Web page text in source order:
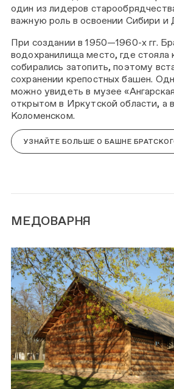
один из лидеров
важную роль в освоении Сибири и
При создании в 1950—1960-х гг.
водохранилища место, где стояла
собирались затопить, поэтому
сохранении крепостных башен.
можно увидеть в музее
открытом в Иркутской области, а
Коломенском.
УЗНАЙТЕ БОЛЬШЕ О БАШНЕ
МЕДОВАРНЯ